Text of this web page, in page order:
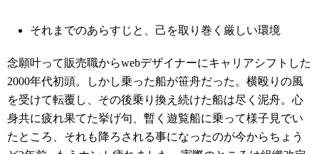
それまでのあらすじと、己を取り巻く厳しい環境
念願叶って販売職からwebデザイナーにキャリアシフトした
2000年代初頭。しかし乗った船が笹舟だった。横殴りの風
を受けて転覆し、その後乗り換え続けた船は尽く泥舟。心
身共に疲れ果てた挙げ句、暫く遊覧船に乗って様子見でい
たところ、それも降ろされる事になったのが今からちょう